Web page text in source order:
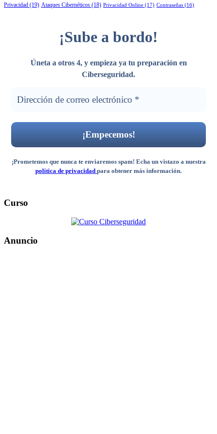
Privacidad (19) Ataques Cibernéticos (18) Privacidad Online (17) Contraseñas (16)
¡Sube a bordo!
Úneta a otros 4, y empieza ya tu preparación en
Ciberseguridad.
¡Prometemos que nunca te enviaremos spam! Echa un vistazo a nuestra
política de privacidad para obtener más información.
Curso
Anuncio